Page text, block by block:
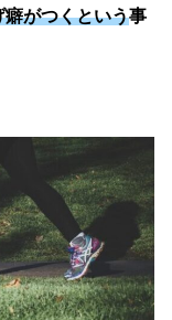
がつくという事